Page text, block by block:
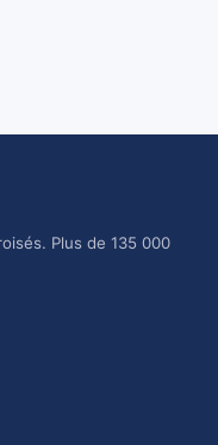
Plus de 135 000